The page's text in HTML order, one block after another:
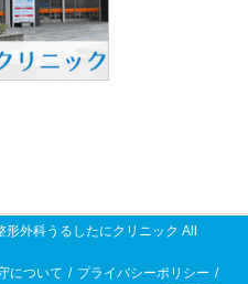
外科うるしたにクリニック All
プライバシーポリシー
について